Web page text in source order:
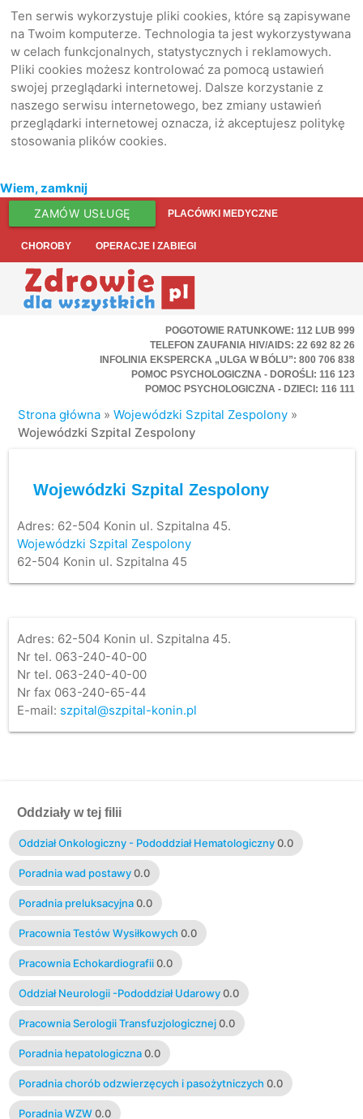
Ten serwis wykorzystuje pliki cookies, które są zapisywane
na Twoim komputerze. Technologia ta jest wykorzystywana
w celach funkcjonalnych, statystycznych i reklamowych.
Pliki cookies możesz kontrolować za pomocą ustawień
swojej przeglądarki internetowej. Dalsze korzystanie z
naszego serwisu internetowego, bez zmiany ustawień
przeglądarki internetowej oznacza, iż akceptujesz politykę
stosowania plików cookies.
Wiem, zamknij
ZAMÓW USŁUGĘ PLACÓWKI MEDYCZNE
CHOROBY OPERACJE I ZABIEGI
POGOTOWIE RATUNKOWE: 112 LUB 999
TELEFON ZAUFANIA HIV/AIDS: 22 692 82 26
INFOLINIA EKSPERCKA „ULGA W BÓLU”: 800 706 838
POMOC PSYCHOLOGICZNA - DOROŚLI: 116 123
POMOC PSYCHOLOGICZNA - DZIECI: 116 111
Strona główna »Wojewódzki Szpital Zespolony »
Wojewódzki Szpital Zespolony
Wojewódzki Szpital Zespolony
Adres: 62-504 Konin ul. Szpitalna 45.
Wojewódzki Szpital Zespolony
62-504 Konin ul. Szpitalna 45
Adres: 62-504 Konin ul. Szpitalna 45.
Nr tel. 063-240-40-00
Nr tel. 063-240-40-00
Nr fax 063-240-65-44
E-mail: szpital@szpital-konin.pl
Oddziały w tej filii
Oddział Onkologiczny - Pododdział Hematologiczny 0.0
Poradnia wad postawy 0.0
Poradnia preluksacyjna 0.0
Pracownia Testów Wysiłkowych 0.0
Pracownia Echokardiografii 0.0
Oddział Neurologii -Pododdział Udarowy 0.0
Pracownia Serologii Transfuzjologicznej 0.0
Poradnia hepatologiczna 0.0
Poradnia chorób odzwierzęcych i pasożytniczych 0.0
Poradnia WZW 0.0